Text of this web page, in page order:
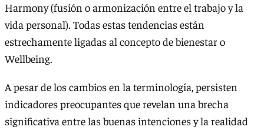
Harmony (fusión o armonización entre el trabajo y la
vida personal). Todas estas tendencias están
estrechamente ligadas al concepto de bienestar o
Wellbeing.
A pesar de los cambios en la terminología, persisten
indicadores preocupantes que revelan una brecha
significativa entre las buenas intenciones y la realidad